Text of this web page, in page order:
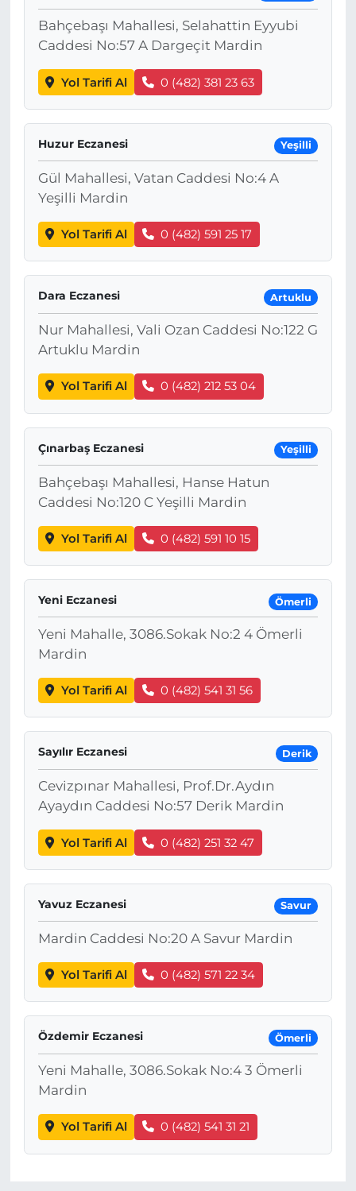
Bahçebaşı Mahallesi, Selahattin Eyyubi
Caddesi No:57 A Dargeçit Mardin
Yol Tarifi Al 0 (482) 381 23 63
Huzur Eczanesi Yeşilli
Gül Mahallesi, Vatan Caddesi No:4 A
Yeşilli Mardin
Yol Tarifi Al 0 (482) 591 25 17
Dara Eczanesi Artuklu
Nur Mahallesi, Vali Ozan Caddesi No:122 G
Artuklu Mardin
Yol Tarifi Al 0 (482) 212 53 04
Çınarbaş Eczanesi Yeşilli
Bahçebaşı Mahallesi, Hanse Hatun
Caddesi No:120 C Yeşilli Mardin
Yol Tarifi Al 0 (482) 591 10 15
Yeni Eczanesi Ömerli
Yeni Mahalle, 3086.Sokak No:2 4 Ömerli
Mardin
Yol Tarifi Al 0 (482) 541 31 56
Sayılır Eczanesi Derik
Cevizpınar Mahallesi, Prof.Dr.Aydın
Ayaydın Caddesi No:57 Derik Mardin
Yol Tarifi Al 0 (482) 251 32 47
Yavuz Eczanesi Savur
Mardin Caddesi No:20 A Savur Mardin
Yol Tarifi Al 0 (482) 571 22 34
Özdemir Eczanesi Ömerli
Yeni Mahalle, 3086.Sokak No:4 3 Ömerli
Mardin
Yol Tarifi Al 0 (482) 541 31 21